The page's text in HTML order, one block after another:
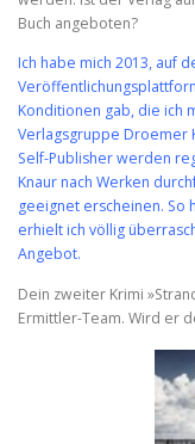
Buch angeboten?
Ich habe mich 2013, auf
Konditionen gab, die ich
Verlagsgruppe Droemer
Self-Publisher werden
Knaur nach Werken
geeignet erscheinen. So
erhielt ich völlig
Angebot.
Dein zweiter Krimi
Ermittler-Team. Wird er